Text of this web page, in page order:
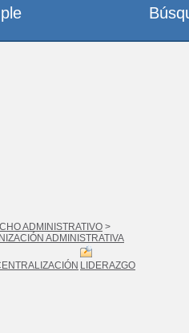
ADMINISTRATIVO >
ADMINISTRATIVA
LIDERAZGO